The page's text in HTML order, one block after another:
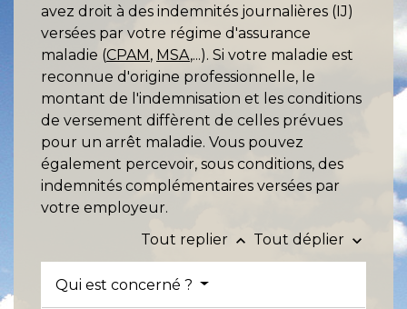
avez droit à des indemnités journalières (IJ)
versées par votre régime d'assurance
maladie (CPAM , MSA,...). Si votre maladie est
reconnue d'origine professionnelle, le
montant de l'indemnisation et les conditions
de versement diffèrent de celles prévues
pour un arrêt maladie. Vous pouvez
également percevoir, sous conditions, des
indemnités complémentaires versées par
votre employeur.
Tout replier keyboard_arrow_up Tout déplier keyboard_arrow_down
Qui est concerné ?